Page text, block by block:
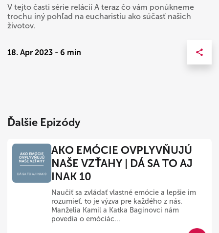
V tejto časti série relácií A teraz čo vám ponúkneme
trochu iný pohľad na eucharistiu ako súčasť našich
životov.
18. Apr 2023 - 6 min
Ďalšie Epizódy
AKO EMÓCIE OVPLYVŇUJÚ
NAŠE VZŤAHY | DÁ SA TO AJ
INAK 10
Naučiť sa zvládať vlastné emócie a lepšie im
rozumieť, to je výzva pre každého z nás.
Manželia Kamil a Katka Baginovci nám
povedia o emóciác...